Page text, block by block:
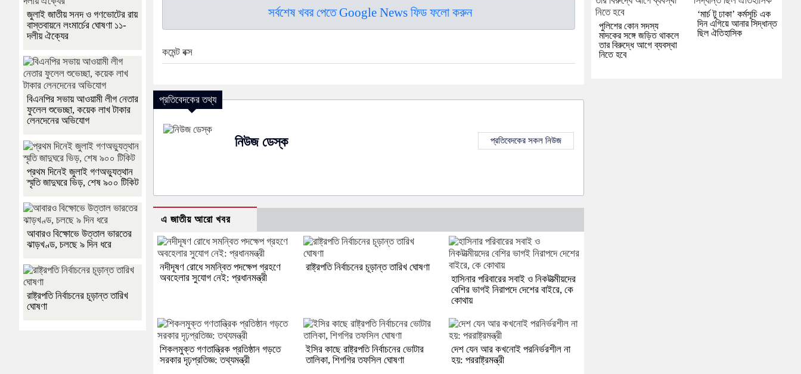
সর্বশেষ খবর পেতে Google News ফিড ফলো করুন
কমেন্ট বক্স
প্রতিবেদকের তথ্য
নিউজ ডেস্ক প্রতিবেদকের সকল নিউজ
এ জাতীয় আরো খবর
নদীদূষণ রোধে সমন্বিত পদক্ষেপ গ্রহণে
অবহেলার সুযোগ নেই: প্রধানমন্ত্রী
রাষ্ট্রপতি নির্বাচনের চূড়ান্ত তারিখ ঘোষণা
হাসিনার পরিবারের সবাই ও নিকটাত্মীয়দের
বেশির ভাগই নিরাপদে দেশের বাইরে, কে
কোথায়
শিকলমুক্ত গণতান্ত্রিক প্রতিষ্ঠান গড়তে
সরকার দৃঢ়প্রতিজ্ঞ: তথ্যমন্ত্রী
ইসির কাছে রাষ্ট্রপতি নির্বাচনের ভোটার
তালিকা, শিগগির তফসিল ঘোষণা
দেশ যেন আর কখনোই পরনির্ভরশীল না
হয়: পররাষ্ট্রমন্ত্রী
জুলাই জাতীয় সনদ ও গণভোটের রায়
বাস্তবায়নে লংমার্চের ঘোষণা ১১-
দলীয় ঐক্যের
বিএনপির সভায় আওয়ামী লীগ নেতার
ফুলেল শুভেচ্ছা, কয়েক লাখ টাকার
লেনদেনের অভিযোগ
প্রথম দিনেই জুলাই গণঅভ্যুত্থান
স্মৃতি জাদুঘরে ভিড়, শেষ ৯০০ টিকিট
আবারও বিক্ষোভে উত্তাল ভারতের
ঝাড়খণ্ড, চলছে ৯ দিন ধরে
রাষ্ট্রপতি নির্বাচনের চূড়ান্ত তারিখ
ঘোষণা
পুলিশের কোন সদস্য
মাদকের সঙ্গে জড়িত থাকলে
তার বিরুদ্ধে আগে ব্যবস্থা
নিতে হবে
‘মার্চ টু ঢাকা’ কর্মসূচি এক
দিন এগিয়ে আনার সিদ্ধান্ত
ছিল ঐতিহাসিক